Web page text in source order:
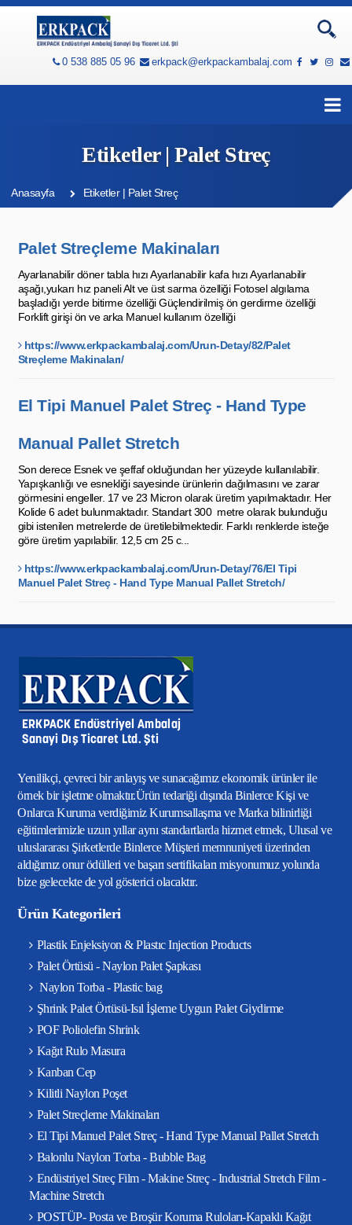
0 538 885 05 96 erkpack@erkpackambalaj.com
Etiketler | Palet Streç
Anasayfa Etiketler | Palet Streç
Palet Streçleme Makinaları
Ayarlanabilir döner tabla hızı Ayarlanabilir kafa hızı Ayarlanabilir
aşağı,yukarı hız paneli Alt ve üst sarma özelliği Fotosel algılama
başladığı yerde bitirme özelliği Güçlendirilmiş ön gerdirme özelliği
Forklift girişi ön ve arka Manuel kullanım özelliği
https://www.erkpackambalaj.com/Urun-Detay/82/Palet
Streçleme Makinaları/
El Tipi Manuel Palet Streç - Hand Type
Manual Pallet Stretch
Son derece Esnek ve şeffaf olduğundan her yüzeyde kullanılabilir.
Yapışkanlığı ve esnekliği sayesinde ürünlerin dağılmasını ve zarar
görmesini engeller. 17 ve 23 Micron olarak üretim yapılmaktadır. Her
Kolide 6 adet bulunmaktadır. Standart 300 metre olarak bulunduğu
gibi istenilen metrelerde de üretilebilmektedir. Farklı renklerde isteğe
göre üretim yapılabilir. 12,5 cm 25 c...
https://www.erkpackambalaj.com/Urun-Detay/76/El Tipi
Manuel Palet Streç - Hand Type Manual Pallet Stretch/
Yenilikçi, çevreci bir anlayış ve sunacağımız ekonomik ürünler ile
örnek bir işletme olmaktır.Ürün tedariği dışında Binlerce Kişi ve
Onlarca Kuruma verdiğimiz Kurumsallaşma ve Marka bilinirliği
eğitimlerimizle uzun yıllar aynı standartlarda hizmet etmek, Ulusal ve
uluslararası Şirketlerde Binlerce Müşteri memnuniyeti üzerinden
aldığımız onur ödülleri ve başarı sertifikaları misyonumuz yolunda
bize gelecekte de yol gösterici olacaktır.
Ürün Kategorileri
Plastik Enjeksiyon & Plastıc Injection Products
Palet Örtüsü - Naylon Palet Şapkası
Naylon Torba - Plastic bag
Şhrink Palet Örtüsü-Isıl İşleme Uygun Palet Giydirme
POF Poliolefin Shrink
Kağıt Rulo Masura
Kanban Cep
Kilitli Naylon Poşet
Palet Streçleme Makinaları
El Tipi Manuel Palet Streç - Hand Type Manual Pallet Stretch
Balonlu Naylon Torba - Bubble Bag
Endüstriyel Streç Film - Makine Streç - Industrial Stretch Film -
Machine Stretch
POSTÜP- Posta ve Broşür Koruma Ruloları-Kapaklı Kağıt